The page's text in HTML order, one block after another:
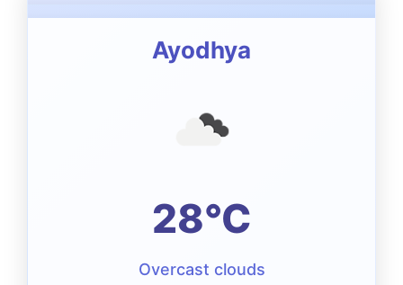
Ayodhya
28°C
Overcast clouds